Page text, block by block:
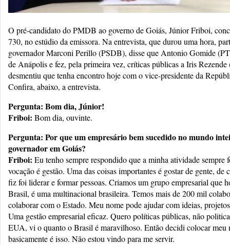
O pré-candidato do PMDB ao governo de Goiás, Júnior Friboi,
730, no estúdio da emissora. Na entrevista, que durou uma hora,
governador Marconi Perillo (PSDB), disse que Antonio Gomide
de Anápolis e fez, pela primeira vez, críticas públicas a Iris
desmentiu que tenha encontro hoje com o vice-presidente da
Confira, abaixo, a entrevista.
Pergunta: Bom dia, Júnior!
Friboi: Bom dia, ouvinte.
Pergunta: Por que um empresário bem sucedido no mundo
governador em Goiás?
Friboi: Eu tenho sempre respondido que a minha atividade sempre
vocação é gestão. Uma das coisas importantes é gostar de gente, de
fiz foi liderar e formar pessoas. Criamos um grupo empresarial que
Brasil, é uma multinacional brasileira. Temos mais de 200 mil
colaborar com o Estado. Meu nome pode ajudar com ideias,
Uma gestão empresarial eficaz. Quero políticas públicas, não
EUA, vi o quanto o Brasil é maravilhoso. Então decidi colocar meu
basicamente é isso. Não estou vindo para me servir.